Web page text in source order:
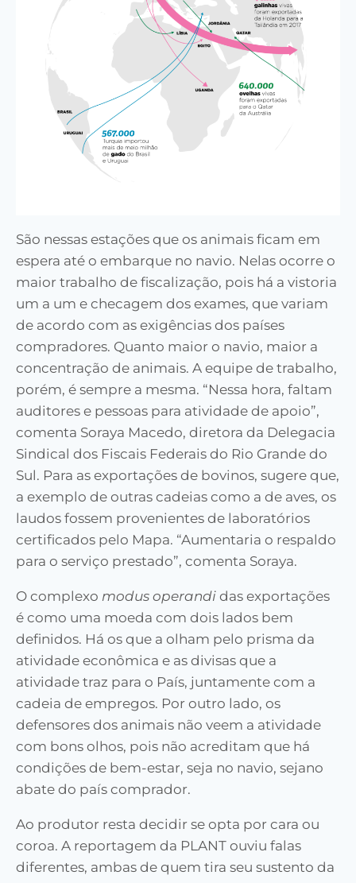
São nessas estações que os animais ficam em
espera até o embarque no navio. Nelas ocorre o
maior trabalho de fiscalização, pois há a vistoria
um a um e checagem dos exames, que variam
de acordo com as exigências dos países
compradores. Quanto maior o navio, maior a
concentração de animais. A equipe de trabalho,
porém, é sempre a mesma. “Nessa hora, faltam
auditores e pessoas para atividade de apoio”,
comenta Soraya Macedo, diretora da Delegacia
Sindical dos Fiscais Federais do Rio Grande do
Sul. Para as exportações de bovinos, sugere que,
a exemplo de outras cadeias como a de aves, os
laudos fossem provenientes de laboratórios
certificados pelo Mapa. “Aumentaria o respaldo
para o serviço prestado”, comenta Soraya.
O complexo modus operandi das exportações
é como uma moeda com dois lados bem
definidos. Há os que a olham pelo prisma da
atividade econômica e as divisas que a
atividade traz para o País, juntamente com a
cadeia de empregos. Por outro lado, os
defensores dos animais não veem a atividade
com bons olhos, pois não acreditam que há
condições de bem-estar, seja no navio, sejano
abate do país comprador.
Ao produtor resta decidir se opta por cara ou
coroa. A reportagem da PLANT ouviu falas
diferentes, ambas de quem tira seu sustento da